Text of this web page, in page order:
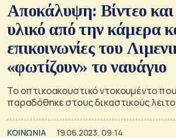
Αποκάλυψη: Βίντεο και
υλικό από την κάμερα
επικοινωνίες του
«φωτίζουν» το ναυάγιο
Το οπτικοακουστικό ντοκουμέντο που
παραδόθηκε στους δικαστικούς
ΚΟΙΝΩΝΙΑ 19.06.2023, 09:14